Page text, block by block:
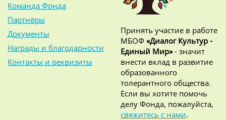
Команда Фонда
Партнёры
Документы
Награды и благодарности
Контакты и реквизиты
Принять участие в работе
МБОФ «Диалог Культур -
Единый Мир»- значит
внести вклад в развитие
образованного
толерантного общества.
Если вы хотите помочь
делу Фонда, пожалуйста,
свяжитесь с нами.